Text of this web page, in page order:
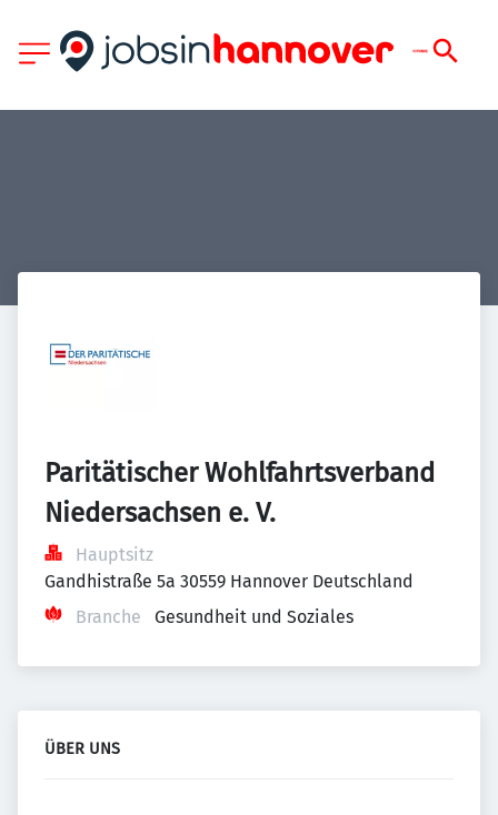
Paritätischer Wohlfahrtsverband
Niedersachsen e. V.
Hauptsitz
Gandhistraße 5a 30559 Hannover Deutschland
Branche
Gesundheit und Soziales
ÜBER UNS